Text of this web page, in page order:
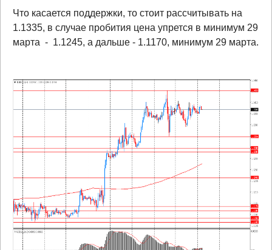
Что касается поддержки, то стоит рассчитывать на
1.1335, в случае пробития цена упрется в минимум 29
марта - 1.1245, а дальше - 1.1170, минимум 29 марта.